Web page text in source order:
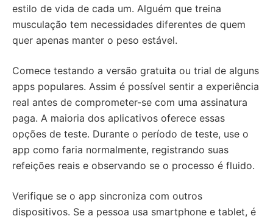
estilo de vida de cada um. Alguém que treina
musculação tem necessidades diferentes de quem
quer apenas manter o peso estável.
Comece testando a versão gratuita ou trial de alguns
apps populares. Assim é possível sentir a experiência
real antes de comprometer-se com uma assinatura
paga. A maioria dos aplicativos oferece essas
opções de teste. Durante o período de teste, use o
app como faria normalmente, registrando suas
refeições reais e observando se o processo é fluido.
Verifique se o app sincroniza com outros
dispositivos. Se a pessoa usa smartphone e tablet, é